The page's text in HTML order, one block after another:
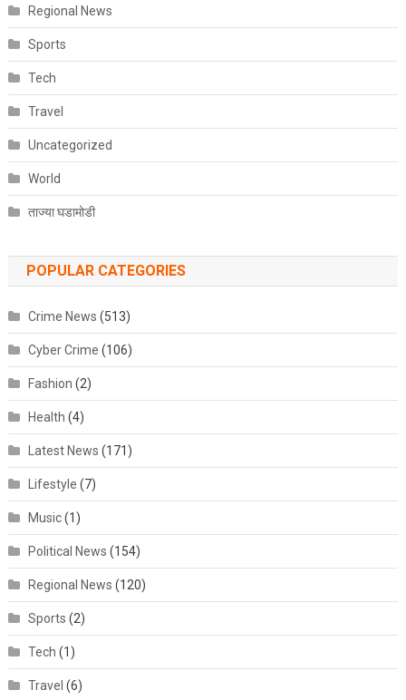
Regional News
Sports
Tech
Travel
Uncategorized
World
ताज्या घडामोडी
POPULAR CATEGORIES
Crime News (513)
Cyber Crime (106)
Fashion (2)
Health (4)
Latest News (171)
Lifestyle (7)
Music(1)
Political News (154)
Regional News (120)
Sports (2)
Tech (1)
Travel (6)